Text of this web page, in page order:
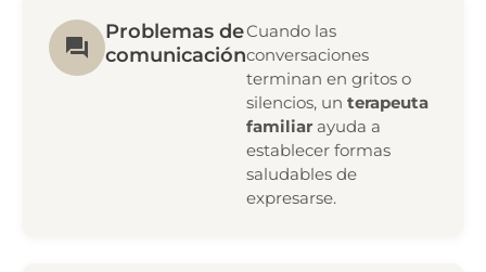
Problemas de
comunicación
Cuando las
conversaciones
terminan en gritos o
silencios, un terapeuta
familiar ayuda a
establecer formas
saludables de
expresarse.